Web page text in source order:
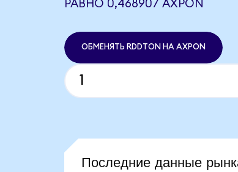
РАВНО 0,468907 AXPON
ОБМЕНЯТЬ RDDTON НА AXPON
Последние данные